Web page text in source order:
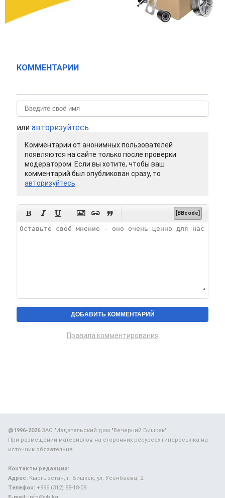
КОММЕНТАРИИ
или авторизуйтесь
Комментарии от анонимных пользователей
появляются на сайте только после проверки
модератором. Если вы хотите, чтобы ваш
комментарий был опубликован сразу, то
авторизуйтесь
      [BBcode]
Правила комментирования
@1996-2026ЗАО "Издательский дом "Вечерний Бишкек"
При размещении материалов на сторонних ресурсах гиперссылка на
источник обязательна.
Контакты редакции:
Адрес: Кыргызстан, г. Бишкек, ул. Усенбаева, 2.
Телефон: +996 (312) 88-18-09.